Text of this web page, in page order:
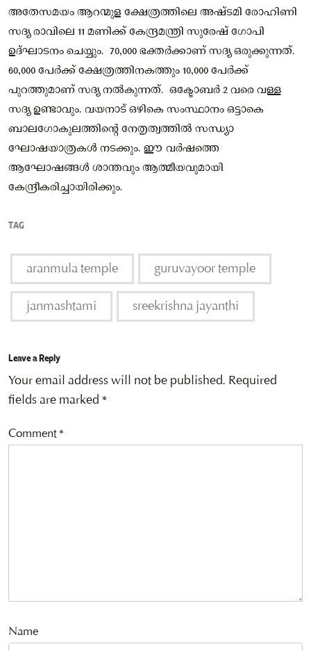
അതേസമയം ആറന്മുള ക്ഷേത്രത്തിലെ അഷ്ടമി രോഹിണി
സദ്യ രാവിലെ 11 മണിക്ക് കേന്ദ്രമന്ത്രി സുരേഷ് ഗോപി
ഉദ്‌ഘാടനം ചെയ്യും. 70,000 ഭക്തർക്കാണ് സദ്യ ഒരുക്കുന്നത്.
60,000 പേർക്ക് ക്ഷേത്രത്തിനകത്തും 10,000 പേർക്ക്
പുറത്തുമാണ് സദ്യ നൽകുന്നത്. ഒക്ടോബർ 2 വരെ വള്ള
സദ്യ ഉണ്ടാവും. വയനാട് ഒഴികെ സംസ്ഥാനം ഒട്ടാകെ
ബാലഗോകുലത്തിന്റെ നേതൃത്വത്തിൽ സന്ധ്യാ
ഘോഷയാത്രകൾ നടക്കും. ഈ വർഷത്തെ
ആഘോഷങ്ങൾ ശാന്തവും ആത്മീയവുമായി
കേന്ദ്രീകരിച്ചായിരിക്കും.
TAG
aranmula temple guruvayoor temple
janmashtami sreekrishna jayanthi
Leave a Reply
Your email address will not be published. Required
fields are marked *
Comment*
Name